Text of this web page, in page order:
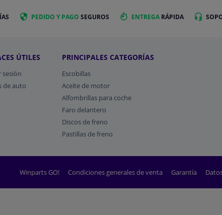
PEDIDO Y PAGO SEGUROS ENTREGA RÁPIDA
ÚTILES
sesión
de auto
PRINCIPALES CATEGORÍAS
Escobillas
Aceite de motor
Alfombrillas para coche
Faro delantero
Discos de freno
Pastillas de freno
Winparts GO! Condiciones generales de venta Garantía